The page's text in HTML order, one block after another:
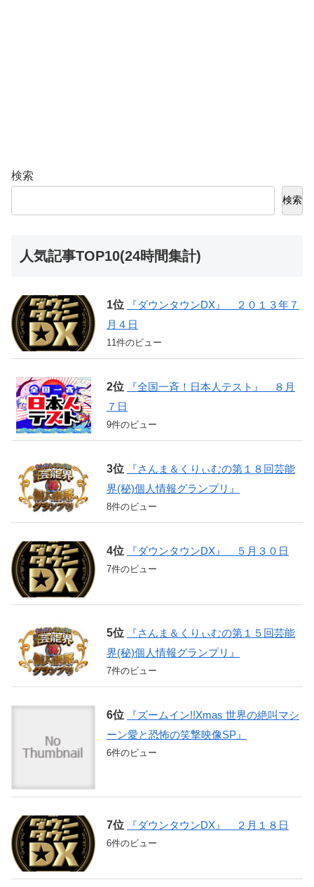
検索
検索
人気記事TOP10(24時間集計)
『ダウンタウンDX』 ２０１３年７
月４日
11件のビュー
『全国一斉！日本人テスト』 ８月
７日
9件のビュー
『さんま＆くりぃむの第１８回芸能
界(秘)個人情報グランプリ』
8件のビュー
『ダウンタウンDX』 ５月３０日
7件のビュー
『さんま＆くりぃむの第１５回芸能
界(秘)個人情報グランプリ』
7件のビュー
『ズームイン!!Xmas 世界の絶叫マシ
ーン愛と恐怖の笑撃映像SP』
6件のビュー
『ダウンタウンDX』 ２月１８日
6件のビュー